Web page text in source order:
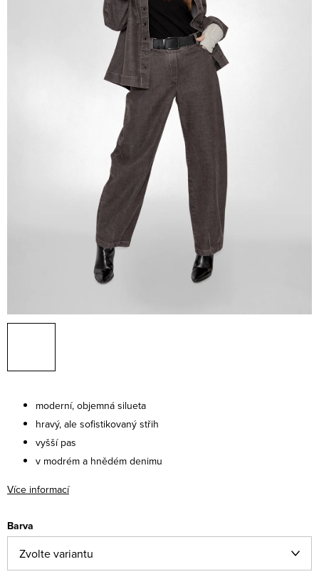
moderní, objemná silueta
hravý, ale sofistikovaný střih
vyšší pas
v modrém a hnědém denimu
Více informací
Barva